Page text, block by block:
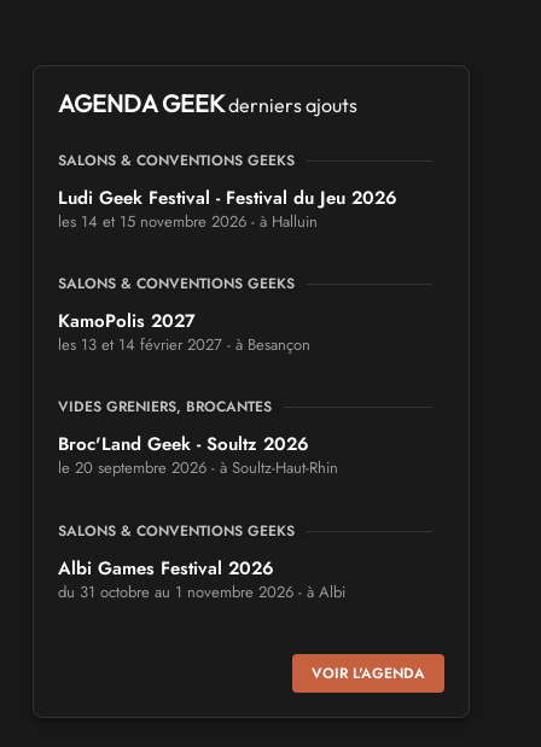
AGENDA GEEKderniers ajouts
SALONS & CONVENTIONS GEEKS
Ludi Geek Festival - Festival du Jeu 2026
les 14 et 15 novembre 2026 - à Halluin
SALONS & CONVENTIONS GEEKS
KamoPolis 2027
les 13 et 14 février 2027 - à Besançon
VIDES GRENIERS, BROCANTES
Broc'Land Geek - Soultz 2026
le 20 septembre 2026 - à Soultz-Haut-Rhin
SALONS & CONVENTIONS GEEKS
Albi Games Festival 2026
du 31 octobre au 1 novembre 2026 - à Albi
SALONS & CONVENTIONS GEEKS
Virtual Calais - salon du jeu vidéo et des
loisirs numériques 2026
VOIR L'AGENDA